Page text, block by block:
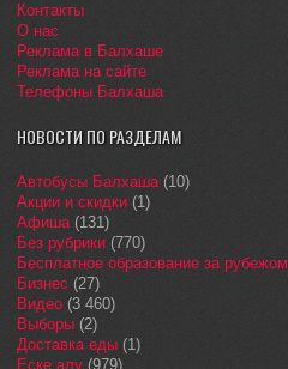
Контакты
О нас
Реклама в Балхаше
Реклама на сайте
Телефоны Балхаша
НОВОСТИ ПО РАЗДЕЛАМ
Автобусы Балхаша(10)
Акции и скидки (1)
Афиша(131)
Без рубрики (770)
Бесплатное образование за рубежом
Бизнес (27)
Видео (3 460)
Выборы (2)
Доставка еды (1)
Еске алу (979)